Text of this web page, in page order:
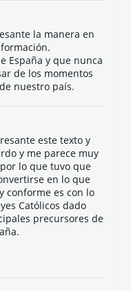
la manera en
España y que nunca
de los momentos
nuestro país.
este texto y
y me parece muy
lo que tuvo que
en lo que
conforme es con lo
Católicos dado
precursores de